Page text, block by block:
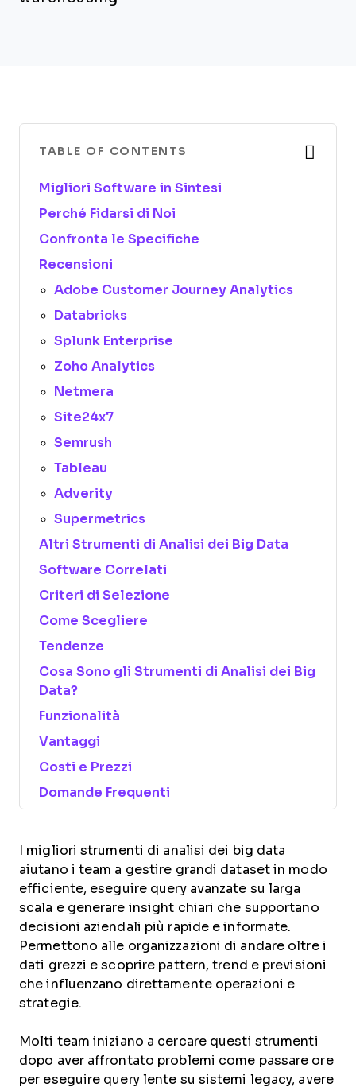
TABLE OF CONTENTS
Migliori Software in Sintesi
Perché Fidarsi di Noi
Confronta le Specifiche
Recensioni
Adobe Customer Journey Analytics
Databricks
Splunk Enterprise
Zoho Analytics
Netmera
Site24x7
Semrush
Tableau
Adverity
Supermetrics
Altri Strumenti di Analisi dei Big Data
Software Correlati
Criteri di Selezione
Come Scegliere
Tendenze
Cosa Sono gli Strumenti di Analisi dei Big
Data?
Funzionalità
Vantaggi
Costi e Prezzi
Domande Frequenti
I migliori strumenti di analisi dei big data
aiutano i team a gestire grandi dataset in modo
efficiente, eseguire query avanzate su larga
scala e generare insight chiari che supportano
decisioni aziendali più rapide e informate.
Permettono alle organizzazioni di andare oltre i
dati grezzi e scoprire pattern, trend e previsioni
che influenzano direttamente operazioni e
strategie.
Molti team iniziano a cercare questi strumenti
dopo aver affrontato problemi come passare ore
per eseguire query lente su sistemi legacy, avere